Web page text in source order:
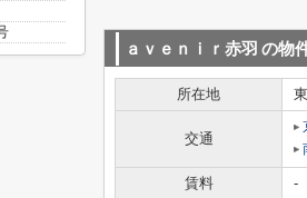
ａｖｅｎｉｒ赤羽 の物
所在地
交通
賃料
-